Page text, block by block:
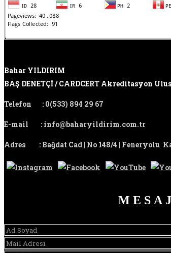
Bahar YILDIRIM
BAŞ DENETÇİ / CARDCERT Akreditasyon
Telefon : 0(533) 894 29 67
E-mail : info@baharyildirim.com.tr
Adres : Bağdat Cad | No 148/4 | Feneryolu